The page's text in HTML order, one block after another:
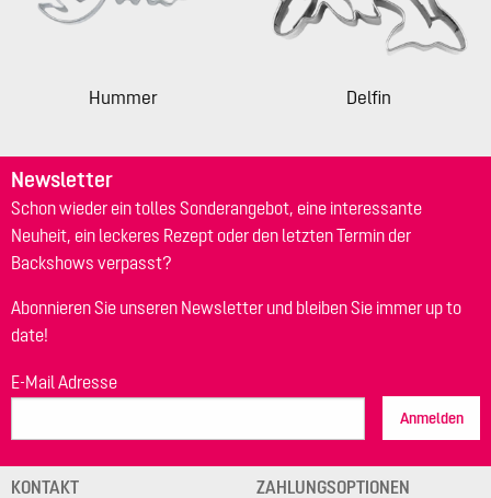
Hummer Delfin
Newsletter
Schon wieder ein tolles Sonderangebot, eine interessante
Neuheit, ein leckeres Rezept oder den letzten Termin der
Backshows verpasst?
Abonnieren Sie unseren Newsletter und bleiben Sie immer up to
date!
E-Mail Adresse
Anmelden
KONTAKT ZAHLUNGSOPTIONEN